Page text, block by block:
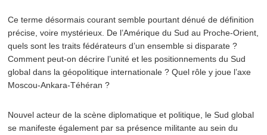
Ce terme désormais courant semble pourtant dénué de définition
précise, voire mystérieux. De l’Amérique du Sud au Proche-Orient,
quels sont les traits fédérateurs d’un ensemble si disparate ?
Comment peut-on décrire l’unité et les positionnements du Sud
global dans la géopolitique internationale ? Quel rôle y joue l’axe
Moscou-Ankara-Téhéran ?
Nouvel acteur de la scène diplomatique et politique, le Sud global
se manifeste également par sa présence militante au sein du